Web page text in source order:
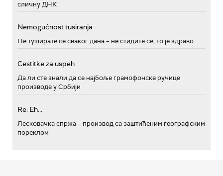
сличну ДНК
Nemogućnost tusiranja
Не туширате се сваког дана – не стидите се, то је здраво
Cestitke za uspeh
Да ли сте знали да се најбоље грамофонске ручице
производе у Србији
Re: Eh...
Лесковачка спржа – производ са заштићеним географским
пореклом